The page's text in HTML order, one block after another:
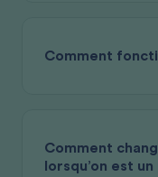
Comment
Comment
lorsqu’on est